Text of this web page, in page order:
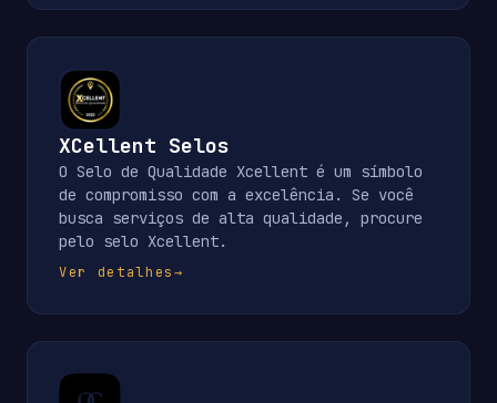
XCellent Selos
O Selo de Qualidade Xcellent é um símbolo
de compromisso com a excelência. Se você
busca serviços de alta qualidade, procure
pelo selo Xcellent.
Ver detalhes→